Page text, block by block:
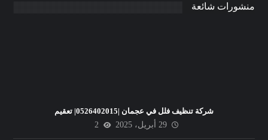
منشورات شائعة
شركة تنظيف فلل في عجمان |0526402015| تعقيم
29 أبريل، 2025
2